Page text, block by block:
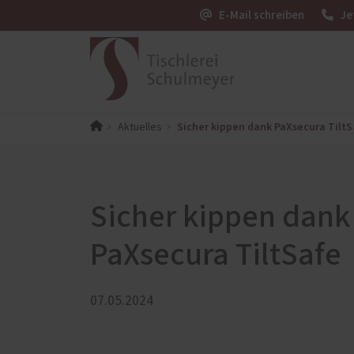
E-Mail schreiben
Kunststoff-Aluminium
K-LINE Aluminium
Holz-Aluminium
Aktuelles Sicher kippen dank PaXsecura
Sicher kippen dank
PaXsecura TiltSafe
07.05.2024